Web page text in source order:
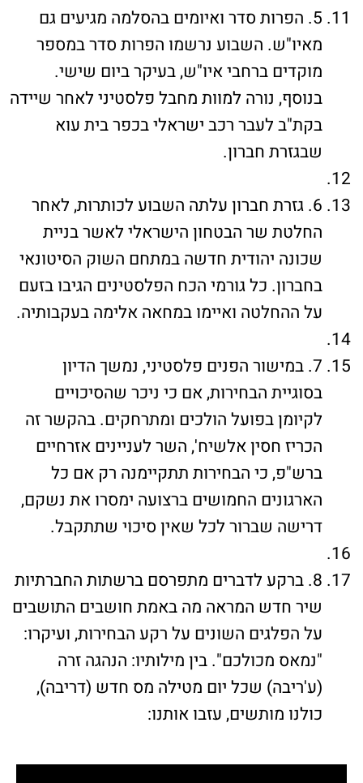
5. הפרות סדר ואיומים בהסלמה מגיעים גם
מאיו"ש. השבוע נרשמו הפרות סדר במספר
מוקדים ברחבי איו"ש, בעיקר ביום שישי.
בנוסף, נורה למוות מחבל פלסטיני לאחר שיידה
בקת"ב לעבר רכב ישראלי בכפר בית עוא
שבגזרת חברון.
6. גזרת חברון עלתה השבוע לכותרות, לאחר
החלטת שר הבטחון הישראלי לאשר בניית
שכונה יהודית חדשה במתחם השוק הסיטונאי
בחברון. כל גורמי הכח הפלסטינים הגיבו בזעם
על ההחלטה ואיימו במחאה אלימה בעקבותיה.
7. במישור הפנים פלסטיני, נמשך הדיון
בסוגיית הבחירות, אם כי ניכר שהסיכויים
לקיומן בפועל הולכים ומתרחקים. בהקשר זה
הכריז חסין אלשיח', השר לעניינים אזרחיים
ברש"פ, כי הבחירות תתקיימנה רק אם כל
הארגונים החמושים ברצועה ימסרו את נשקם,
דרישה שברור לכל שאין סיכוי שתתקבל.
8. ברקע לדברים מתפרסם ברשתות החברתיות
שיר חדש המראה מה באמת חושבים התושבים
על הפלגים השונים על רקע הבחירות, ועיקרו:
"נמאס מכולכם". בין מילותיו: הנהגה זרה
(ע'ריבה) שכל יום מטילה מס חדש (דריבה),
כולנו מותשים, עזבו אותנו: